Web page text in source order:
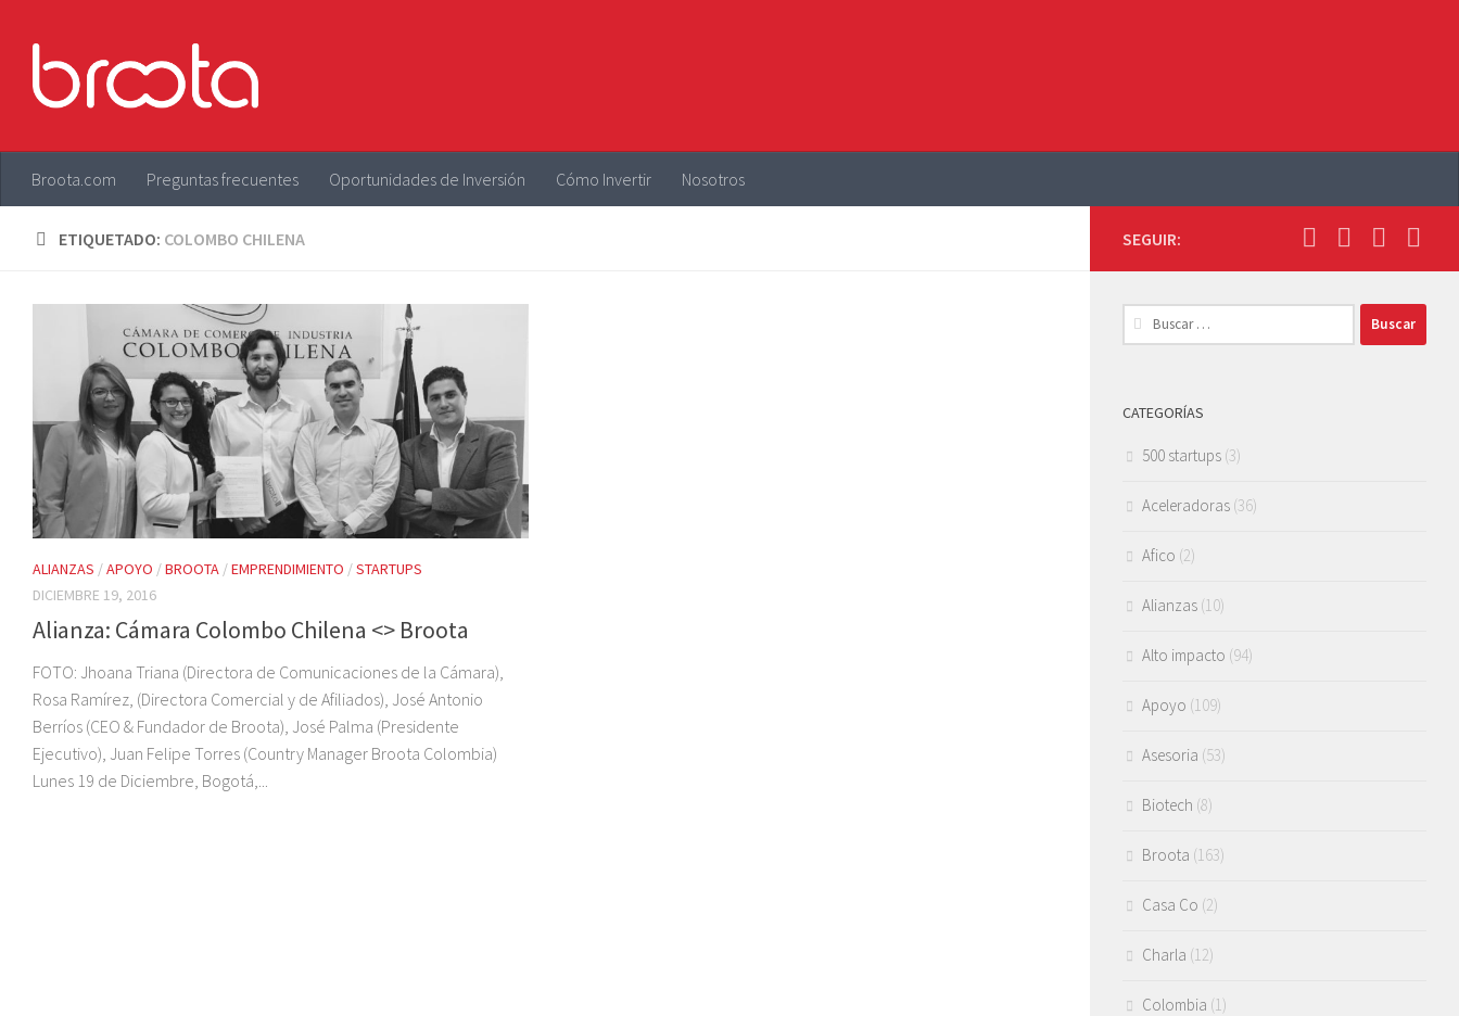
Broota.com Preguntas frecuentes Oportunidades de Inversión Cómo Invertir Nosotros
ETIQUETADO: COLOMBO CHILENA
ALIANZAS /APOYO /BROOTA /EMPRENDIMIENTO /STARTUPS
DICIEMBRE 19, 2016
Alianza: Cámara Colombo Chilena <> Broota
FOTO: Jhoana Triana (Directora de Comunicaciones de la Cámara),
Rosa Ramírez, (Directora Comercial y de Afiliados), José Antonio
Berríos (CEO & Fundador de Broota), José Palma (Presidente
Ejecutivo), Juan Felipe Torres (Country Manager Broota Colombia)
Lunes 19 de Diciembre, Bogotá,...
SEGUIR:
Buscar:
CATEGORÍAS
500 startups (3)
Aceleradoras (36)
Afico (2)
Alianzas (10)
Alto impacto (94)
Apoyo (109)
Asesoria (53)
Biotech (8)
Broota (163)
Casa Co (2)
Charla (12)
Colombia (1)